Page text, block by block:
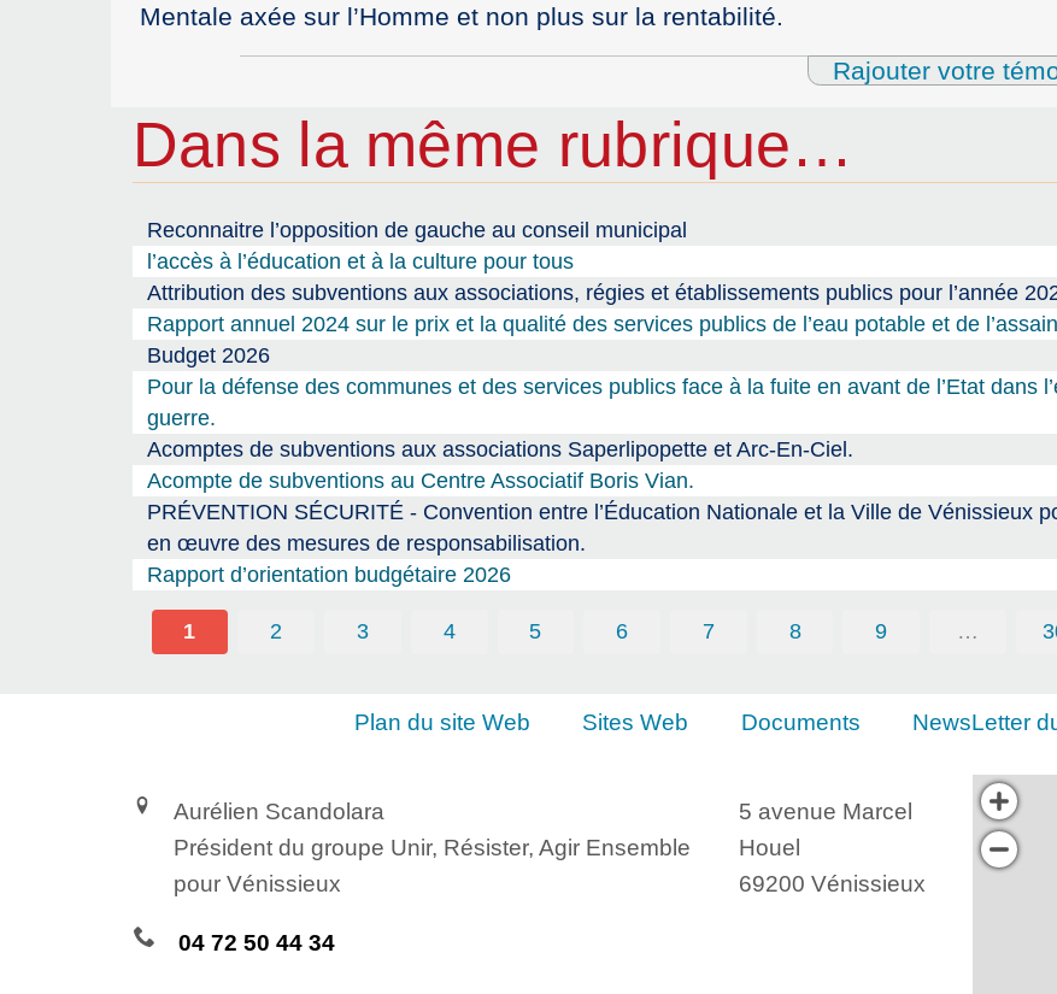
Mentale axée sur l’Homme et non plus sur la rentabilité.
Rajouter votre
Dans la même rubrique…
Reconnaitre l’opposition de gauche au conseil municipal
l’accès à l’éducation et à la culture pour tous
Attribution des subventions aux associations, régies et établissements publics pour l’année
Rapport annuel 2024 sur le prix et la qualité des services publics de l’eau potable et de
Budget 2026
Pour la défense des communes et des services publics face à la fuite en avant de l’Etat dans
guerre.
Acomptes de subventions aux associations Saperlipopette et Arc-En-Ciel.
Acompte de subventions au Centre Associatif Boris Vian.
PRÉVENTION SÉCURITÉ - Convention entre l’Éducation Nationale et la Ville de Vénissieux
en œuvre des mesures de responsabilisation.
Rapport d’orientation budgétaire 2026
1 2 3 4 5 6 7 8 9 …
Plan du site Web Sites Web Documents NewsLetter
Aurélien Scandolara
Président du groupe Unir, Résister, Agir Ensemble
pour Vénissieux
5 avenue Marcel
Houel
69200 Vénissieux
04 72 50 44 34